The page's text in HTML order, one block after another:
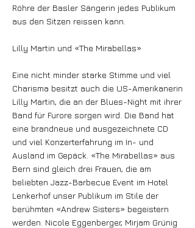
Röhre der Basler Sängerin jedes Publikum
aus den Sitzen reissen kann.
Lilly Martin und «The Mirabellas»
Eine nicht minder starke Stimme und viel
Charisma besitzt auch die US-Amerikanerin
Lilly Martin, die an der Blues-Night mit ihrer
Band für Furore sorgen wird. Die Band hat
eine brandneue und ausgezeichnete CD
und viel Konzerterfahrung im In- und
Ausland im Gepäck. «The Mirabellas» aus
Bern sind gleich drei Frauen, die am
beliebten Jazz-Barbecue Event im Hotel
Lenkerhof unser Publikum im Stile der
berühmten «Andrew Sisters» begeistern
werden. Nicole Eggenberger, Mirjam Grünig